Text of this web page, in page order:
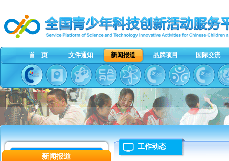
首 页 文件通知 新闻报道 品牌项目 国际交流
新闻报道
工作动态